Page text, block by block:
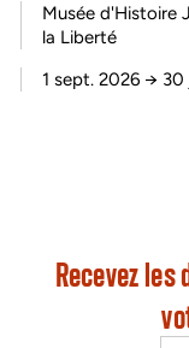
Musée d'Histoire
la Liberté
1 sept. 2026→ 30
Recevez